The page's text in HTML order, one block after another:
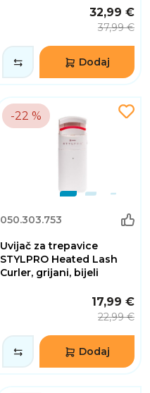
32,99 €
37,99 €
Dodaj
-22 %
050.303.753
Uvijač za trepavice
STYLPRO Heated Lash
Curler, grijani, bijeli
17,99 €
22,99 €
Dodaj